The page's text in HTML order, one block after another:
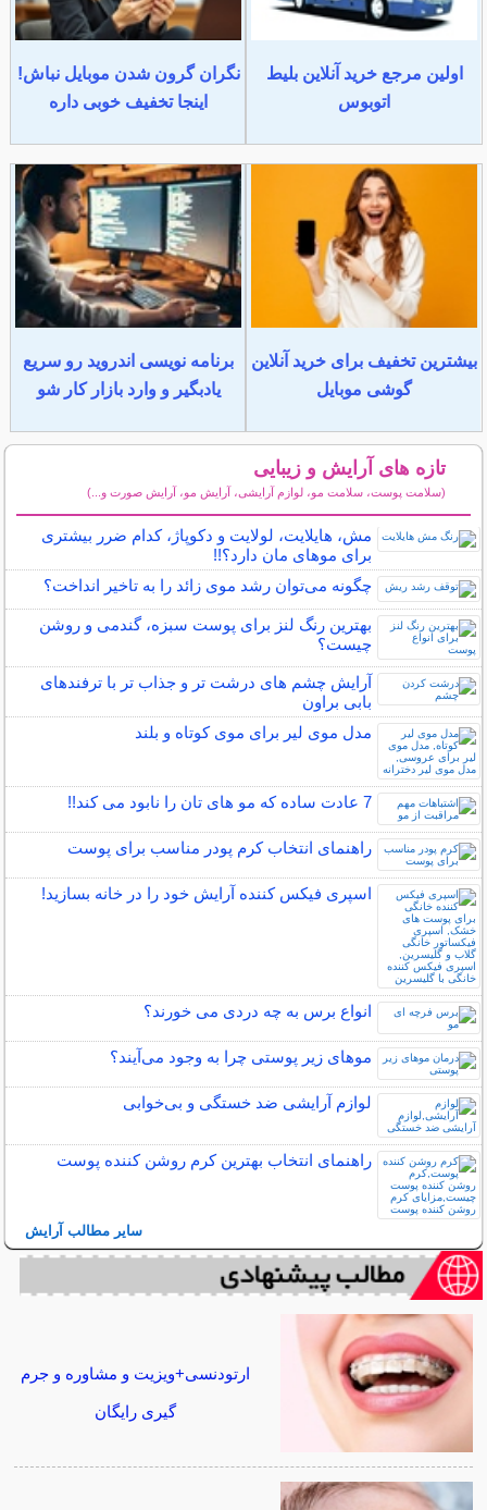
اولین مرجع خرید آنلاین بلیط
اتوبوس
نگران گرون شدن موبایل نباش!
اینجا تخفیف خوبی داره
بیشترین تخفیف برای خرید آنلاین
گوشی موبایل
برنامه نویسی اندروید رو سریع
یادبگیر و وارد بازار کار شو
تازه های آرایش و زیبایی
(سلامت پوست، سلامت مو، لوازم آرایشی، آرایش مو، آرایش صورت و...)
مش، هایلایت، لولایت و دکوپاژ، کدام ضرر بیشتری
برای موهای مان دارد؟!!
چگونه می‌توان رشد موی زائد را به تاخیر انداخت؟
بهترین رنگ لنز برای پوست سبزه، گندمی و روشن
چیست؟
آرایش چشم های درشت تر و جذاب تر با ترفندهای
بابی براون
مدل موی لیر برای موی کوتاه و بلند
7 عادت ساده که مو های تان را نابود می کند!!
راهنمای انتخاب کرم پودر مناسب برای پوست
اسپری فیکس کننده آرایش خود را در خانه بسازید!
انواع برس به چه دردی می خورند؟
مو‌های زیر پوستی چرا به وجود می‌آیند؟
لوازم آرایشی ضد خستگی و بی‌خوابی
راهنمای انتخاب بهترین کرم روشن کننده پوست
سایر مطالب آرایش
ارتودنسی+ویزیت و مشاوره و جرم
گیری رایگان